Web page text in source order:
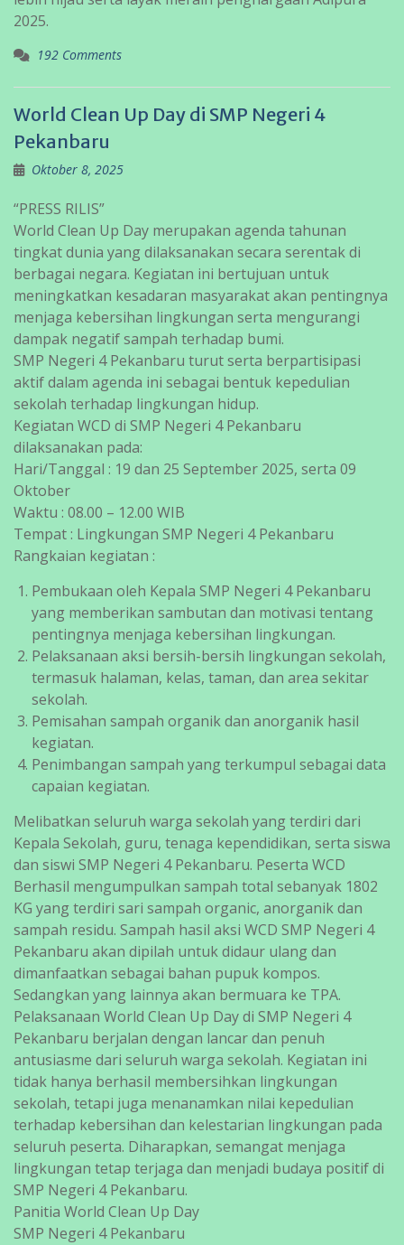
2025.
192 Comments
World Clean Up Day di SMP Negeri 4
Pekanbaru
Oktober 8, 2025
“PRESS RILIS”
World Clean Up Day merupakan agenda tahunan
tingkat dunia yang dilaksanakan secara serentak di
berbagai negara. Kegiatan ini bertujuan untuk
meningkatkan kesadaran masyarakat akan pentingnya
menjaga kebersihan lingkungan serta mengurangi
dampak negatif sampah terhadap bumi.
SMP Negeri 4 Pekanbaru turut serta berpartisipasi
aktif dalam agenda ini sebagai bentuk kepedulian
sekolah terhadap lingkungan hidup.
Kegiatan WCD di SMP Negeri 4 Pekanbaru
dilaksanakan pada:
Hari/Tanggal : 19 dan 25 September 2025, serta 09
Oktober
Waktu : 08.00 – 12.00 WIB
Tempat : Lingkungan SMP Negeri 4 Pekanbaru
Rangkaian kegiatan :
Pembukaan oleh Kepala SMP Negeri 4 Pekanbaru
yang memberikan sambutan dan motivasi tentang
pentingnya menjaga kebersihan lingkungan.
Pelaksanaan aksi bersih-bersih lingkungan sekolah,
termasuk halaman, kelas, taman, dan area sekitar
sekolah.
Pemisahan sampah organik dan anorganik hasil
kegiatan.
Penimbangan sampah yang terkumpul sebagai data
capaian kegiatan.
Melibatkan seluruh warga sekolah yang terdiri dari
Kepala Sekolah, guru, tenaga kependidikan, serta siswa
dan siswi SMP Negeri 4 Pekanbaru. Peserta WCD
Berhasil mengumpulkan sampah total sebanyak 1802
KG yang terdiri sari sampah organic, anorganik dan
sampah residu. Sampah hasil aksi WCD SMP Negeri 4
Pekanbaru akan dipilah untuk didaur ulang dan
dimanfaatkan sebagai bahan pupuk kompos.
Sedangkan yang lainnya akan bermuara ke TPA.
Pelaksanaan World Clean Up Day di SMP Negeri 4
Pekanbaru berjalan dengan lancar dan penuh
antusiasme dari seluruh warga sekolah. Kegiatan ini
tidak hanya berhasil membersihkan lingkungan
sekolah, tetapi juga menanamkan nilai kepedulian
terhadap kebersihan dan kelestarian lingkungan pada
seluruh peserta. Diharapkan, semangat menjaga
lingkungan tetap terjaga dan menjadi budaya positif di
SMP Negeri 4 Pekanbaru.
Panitia World Clean Up Day
SMP Negeri 4 Pekanbaru